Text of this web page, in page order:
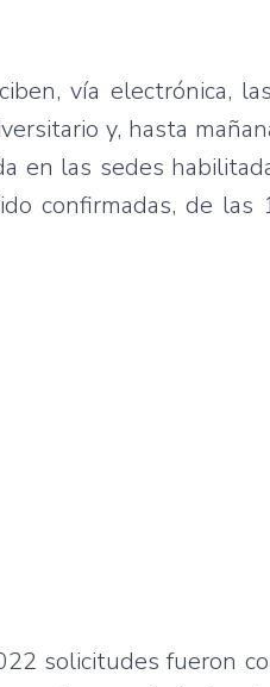
vía electrónica,
y, hasta
en las sedes
confirmadas, de las
solicitudes fueron